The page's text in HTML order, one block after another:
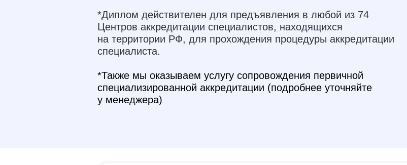
*Диплом действителен для предъявления в любой из 74
Центров аккредитации специалистов, находящихся
на территории РФ, для прохождения процедуры аккредитации
специалиста.
*Также мы оказываем услугу сопровождения первичной
специализированной аккредитации (подробнее уточняйте
у менеджера)